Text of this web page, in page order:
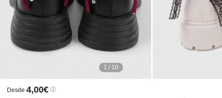
1 / 10
Desde 4,00€